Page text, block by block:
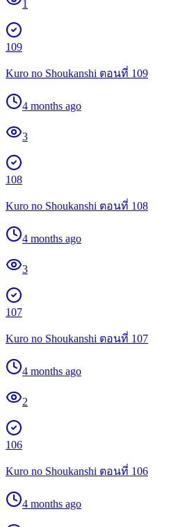
1
109
Kuro no Shoukanshi ตอนที่ 109
4 months ago
3
108
Kuro no Shoukanshi ตอนที่ 108
4 months ago
3
107
Kuro no Shoukanshi ตอนที่ 107
4 months ago
2
106
Kuro no Shoukanshi ตอนที่ 106
4 months ago